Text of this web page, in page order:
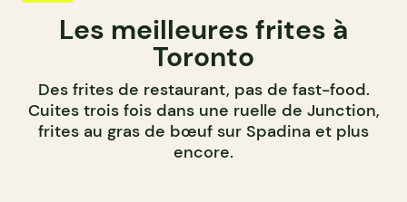
Les meilleures frites à
Toronto
Des frites de restaurant, pas de fast-food.
Cuites trois fois dans une ruelle de Junction,
frites au gras de bœuf sur Spadina et plus
encore.